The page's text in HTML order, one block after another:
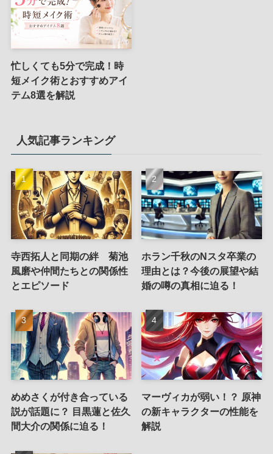
忙しくても5分で完成！時
短メイク術とおすすめアイ
テム8選を解説
人気記事ランキング
寺西拓人と同期の絆 菊池
風磨や仲間たちとの関係性
とエピソード
ホラン千秋のNスタ卒業の
理由とは？今後の展望や結
婚の噂の真相に迫る！
めめさくが付き合っている
説が話題に？ 目黒蓮と佐久
間大介の関係に迫る！
マーヴィカが弱い！？ 原神
の新キャラクターの性能を
解説